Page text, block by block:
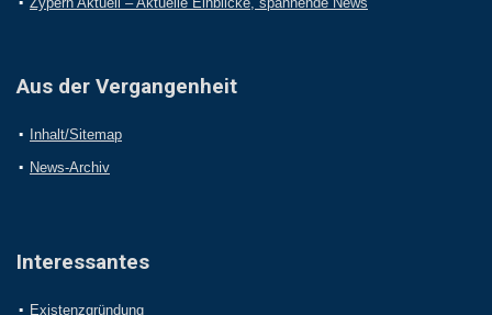
Aus der Vergangenheit
Inhalt/Sitemap
News-Archiv
Interessantes
Existenzgründung